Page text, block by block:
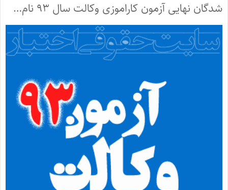
شدگان نهایی آزمون کاراموزی وکالت سال ۹۳ نام…